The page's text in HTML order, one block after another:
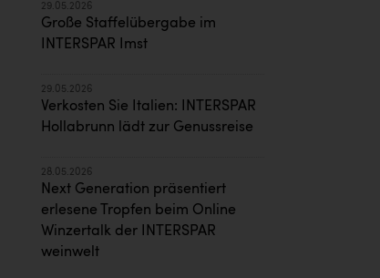
29.05.2026
Große Staffelübergabe im
INTERSPAR Imst
29.05.2026
Verkosten Sie Italien: INTERSPAR
Hollabrunn lädt zur Genussreise
28.05.2026
Next Generation präsentiert
erlesene Tropfen beim Online
Winzertalk der INTERSPAR
weinwelt